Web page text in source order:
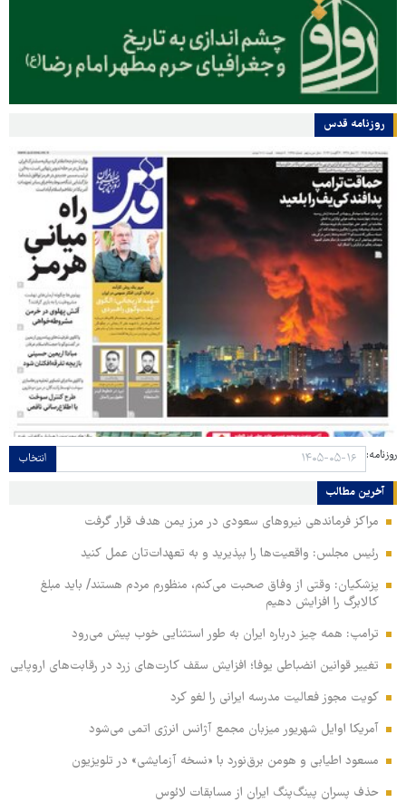
روزنامه قدس
روزنامه: انتخاب
آخرین مطالب
مراکز فرماندهی نیروهای سعودی در مرز یمن هدف قرار گرفت
رئیس مجلس: واقعیت‌ها را بپذیرید و به تعهدات‌تان عمل کنید
پزشکیان: وقتی از وفاق صحبت می‌کنم، منظورم مردم هستند/ باید مبلغ
کالابرگ را افزایش دهیم
ترامپ: همه چیز درباره ایران به طور استثنایی خوب پیش می‌رود
تغییر قوانین انضباطی یوفا؛ افزایش سقف کارت‌های زرد در رقابت‌های اروپایی
کویت مجوز فعالیت مدرسه ایرانی را لغو کرد
آمریکا اوایل شهریور میزبان مجمع آژانس انرژی اتمی می‌شود
مسعود اطیابی و هومن برق‌نورد با «نسخه آزمایشی» در تلویزیون
حذف پسران پینگ‌پنگ ایران از مسابقات لائوس